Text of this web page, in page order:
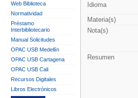
Web Biblioteca
Normatividad
Préstamo
Interbibliotecario
Manual Solicitudes
OPAC USB Medellín
OPAC USB Cartagena
OPAC USB Cali
Recursos Digitales
Libros Electrónicos
Idioma
Materia(s)
Nota(s)
Resumen